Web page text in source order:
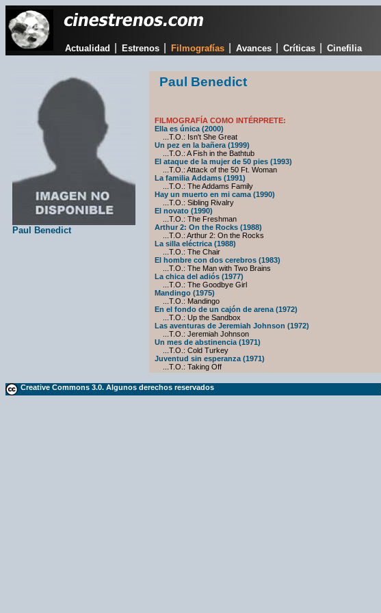
Actualidad Estrenos Filmografías Avances Críticas Cinefilia
Paul Benedict
Paul Benedict
FILMOGRAFÍA COMO INTÉRPRETE:
Ella es única (2000)
...T.O.: Isn't She Great
Un pez en la bañera (1999)
...T.O.: A Fish in the Bathtub
El ataque de la mujer de 50 pies (1993)
...T.O.: Attack of the 50 Ft. Woman
La familia Addams (1991)
...T.O.: The Addams Family
Hay un muerto en mi cama (1990)
...T.O.: Sibling Rivalry
El novato (1990)
...T.O.: The Freshman
Arthur 2: On the Rocks (1988)
...T.O.: Arthur 2: On the Rocks
La silla eléctrica (1988)
...T.O.: The Chair
El hombre con dos cerebros (1983)
...T.O.: The Man with Two Brains
La chica del adiós (1977)
...T.O.: The Goodbye Girl
Mandingo (1975)
...T.O.: Mandingo
En el fondo de un cajón de arena (1972)
...T.O.: Up the Sandbox
Las aventuras de Jeremiah Johnson (1972)
...T.O.: Jeremiah Johnson
Un mes de abstinencia (1971)
...T.O.: Cold Turkey
Juventud sin esperanza (1971)
...T.O.: Taking Off
Creative Commons 3.0. Algunos derechos reservados